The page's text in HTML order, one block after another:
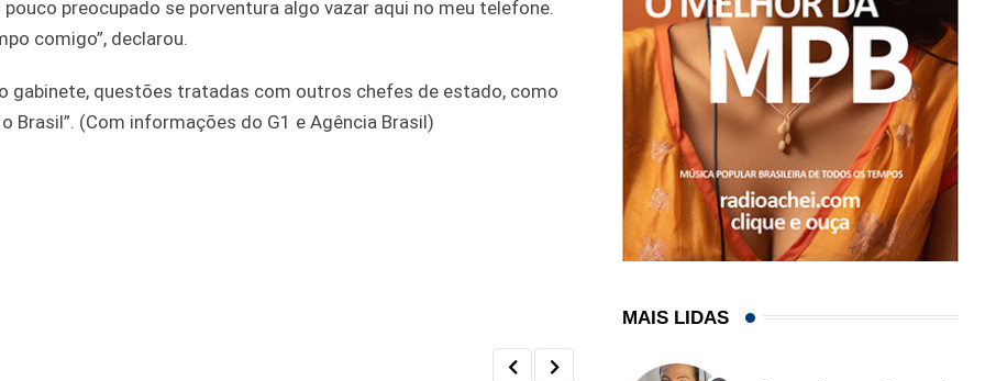
preocupado se porventura algo vazar aqui no meu telefone.
comigo”, declarou.
gabinete, questões tratadas com outros chefes de estado, como
Brasil”. (Com informações do G1 e Agência Brasil)
MAIS LIDAS